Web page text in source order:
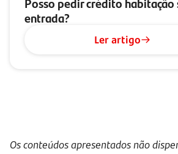
entrada?
Ler artigo
Os conteúdos apresentados não